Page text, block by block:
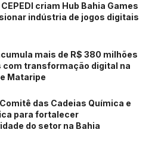
CEPEDI criam Hub Bahia Games
indústria de jogos digitais
mais de R$ 380 milhões
com transformação digital na
Mataripe
das Cadeias Química e
para fortalecer
do setor na Bahia